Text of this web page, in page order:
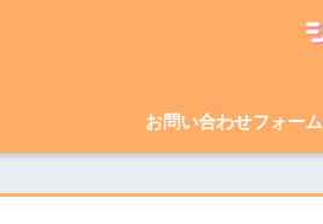
お問い合わせフォーム